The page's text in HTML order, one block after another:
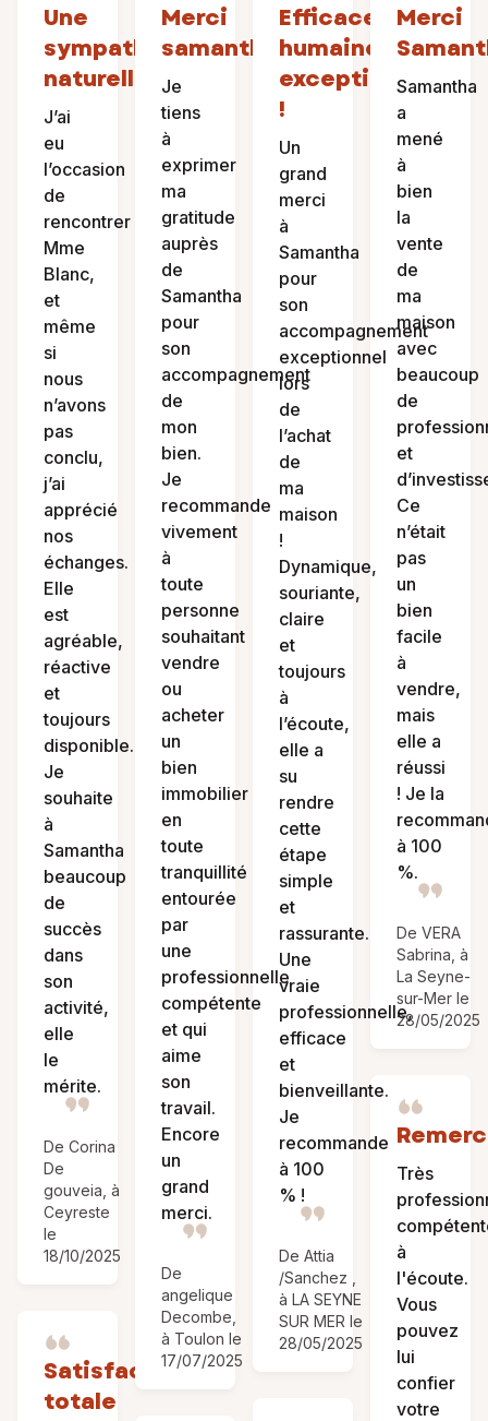
Une
sympathie
naturelle
J’ai
eu
l’occasion
de
rencontrer
Mme
Blanc,
et
même
si
nous
n’avons
pas
conclu,
j’ai
apprécié
nos
échanges.
Elle
est
agréable,
réactive
et
toujours
disponible.
Je
souhaite
à
Samantha
beaucoup
de
succès
dans
son
activité,
elle
le
mérite.
De Corina
De
gouveia, à
Ceyreste
le
18/10/2025
Satisfaction
totale
Merci
samantha
Je
tiens
à
exprimer
ma
gratitude
auprès
de
Samantha
pour
son
accompagnement
de
mon
bien.
Je
recommande
vivement
à
toute
personne
souhaitant
vendre
ou
acheter
un
bien
immobilier
en
toute
tranquillité
entourée
par
une
professionnelle
compétente
et qui
aime
son
travail.
Encore
un
grand
merci.
De
angelique
Decombe,
à Toulon le
17/07/2025
Efficace,
humaine,
exceptionnelle
!
Un
grand
merci
à
Samantha
pour
son
accompagnement
exceptionnel
lors
de
l’achat
de
ma
maison
!
Dynamique,
souriante,
claire
et
toujours
à
l’écoute,
elle a
su
rendre
cette
étape
simple
et
rassurante.
Une
vraie
professionnelle,
efficace
et
bienveillante.
Je
recommande
à 100
% !
De Attia
/Sanchez ,
à LA SEYNE
SUR MER le
28/05/2025
Merci
Samantha
a
mené
à
bien
la
vente
de
ma
maison
avec
beaucoup
de
et
Ce
n’était
pas
un
bien
facile
à
vendre,
mais
elle a
réussi
! Je la
à 100
%.
De VERA
Sabrina, à
La Seyne-
sur-Mer le
28/05/2025
Très
à
l'écoute.
Vous
pouvez
lui
confier
votre